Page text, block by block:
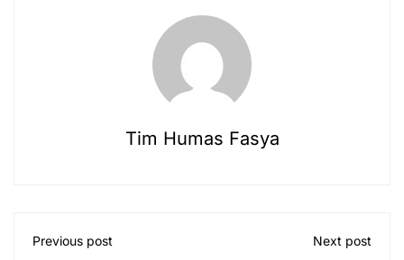
Tim Humas Fasya
Previous post Next post